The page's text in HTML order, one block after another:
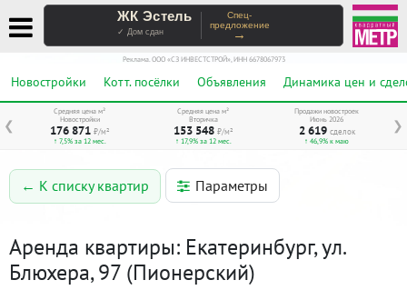
ЖК Эстель
✓ Дом сдан
Спец-
предложение
→
Реклама. ООО «СЗ ИНВЕСТСТРОЙ», ИНН 6678067973
Новостройки Котт. посёлки Объявления Динамика цен и
❮ ❯
Средняя цена м²
Новостройки
176 871 ₽/м²
↑ 7,5% за 12 мес.
Средняя цена м²
Вторичка
153 548 ₽/м²
↑ 17,9% за 12 мес.
Продажи новостроек
Июнь 2026
2 619 сделок
↑ 46,9% к маю
← К списку квартир Параметры
Аренда квартиры: Екатеринбург, ул.
Блюхера, 97 (Пионерский)